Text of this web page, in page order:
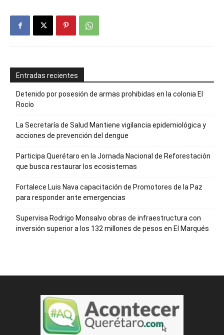
Entradas recientes
Detenido por posesión de armas prohibidas en la colonia El
Rocío
La Secretaría de Salud Mantiene vigilancia epidemiológica y
acciones de prevención del dengue
Participa Querétaro en la Jornada Nacional de Reforestación
que busca restaurar los ecosistemas
Fortalece Luis Nava capacitación de Promotores de la Paz
para responder ante emergencias
Supervisa Rodrigo Monsalvo obras de infraestructura con
inversión superior a los 132 millones de pesos en El Marqués